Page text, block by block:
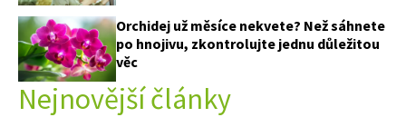
Orchidej už měsíce nekvete? Než sáhnete
po hnojivu, zkontrolujte jednu důležitou
věc
Nejnovější články